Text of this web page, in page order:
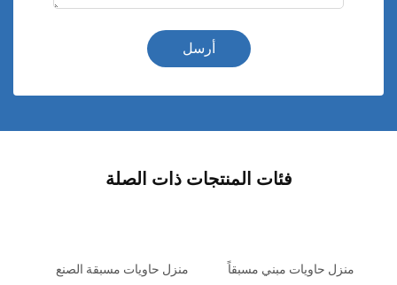
أرسل
فئات المنتجات ذات الصلة
منزل حاويات مبني مسبقاً منزل حاويات مسبقة الصنع